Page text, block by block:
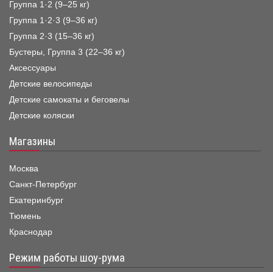
Группа 1·2 (9–25 кг)
Группа 1·2·3 (9–36 кг)
Группа 2·3 (15–36 кг)
Бустеры, Группа 3 (22–36 кг)
Аксессуары
Детские велосипеды
Детские самокаты и беговелы
Детские коляски
Магазины
Москва
Санкт-Петербург
Екатеринбург
Тюмень
Краснодар
Режим работы шоу-рума